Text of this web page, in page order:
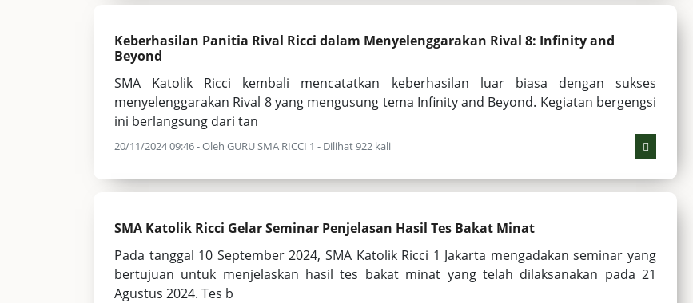
Keberhasilan Panitia Rival Ricci dalam Menyelenggarakan Rival 8: Infinity and
Beyond
SMA Katolik Ricci kembali mencatatkan keberhasilan luar biasa dengan sukses
menyelenggarakan Rival 8 yang mengusung tema Infinity and Beyond. Kegiatan bergengsi
ini berlangsung dari tan
20/11/2024 09:46 - Oleh GURU SMA RICCI 1 - Dilihat 922 kali
SMA Katolik Ricci Gelar Seminar Penjelasan Hasil Tes Bakat Minat
Pada tanggal 10 September 2024, SMA Katolik Ricci 1 Jakarta mengadakan seminar yang
bertujuan untuk menjelaskan hasil tes bakat minat yang telah dilaksanakan pada 21
Agustus 2024. Tes b